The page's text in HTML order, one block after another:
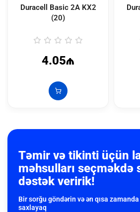
Duracell Basic 2A KX2
(20)
4.05₼
Təmir və tikinti üçün
məhsulları seçməkdə
dəstək veririk!
Bir sorğu göndərin və ən qısa
saxlayaq